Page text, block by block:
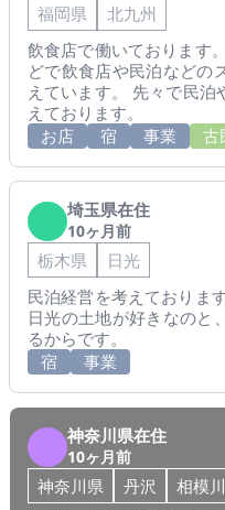
福岡県
北九州
飲食店で働いております
どで飲食店や民泊などの
えています。 先々で民
えております。
お店
宿 事業 古
埼玉県在住
10ヶ月前
栃木県
日光
民泊経営を考えておりま
日光の土地が好きなのと
るからです。
宿
事業
神奈川県在住
10ヶ月前
神奈川県 丹沢
相模川